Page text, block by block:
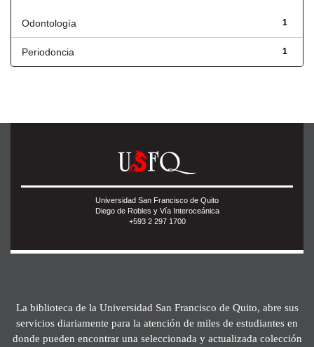
1
Odontología
1
Periodoncia
Universidad San Francisco de Quito
Diego de Robles y Vía Interoceánica
+593 2 297 1700
La biblioteca de la Universidad San Francisco de Quito, abre sus
servicios diariamente para la atención de miles de estudiantes en
donde pueden encontrar una seleccionada y actualizada colección